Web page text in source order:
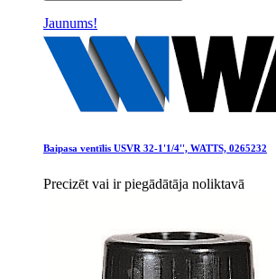
Jaunums!
Baipasa ventīlis USVR 32-1'1/4'', WATTS, 0265232
Precizēt vai ir piegādātāja noliktavā